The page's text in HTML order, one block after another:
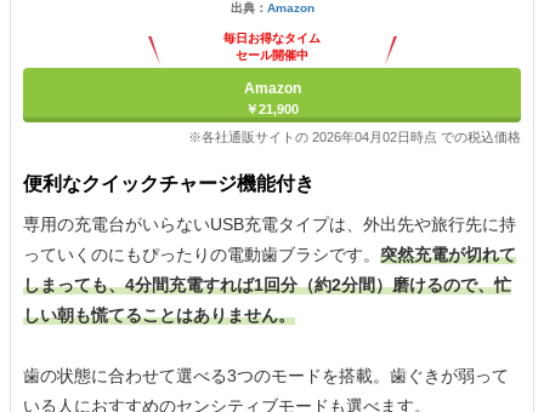
出典： Amazon
毎日お得なタイム
セール開催中
Amazon
￥21,900
※各社通販サイトの 2026年04月02日時点 での税込価格
便利なクイックチャージ機能付き
専用の充電台がいらないUSB充電タイプは、外出先や旅行先に持
っていくのにもぴったりの電動歯ブラシです。 突然充電が切れて
しまっても、4分間充電すれば1回分（約2分間）磨けるので、忙
しい朝も慌てることはありません。
歯の状態に合わせて選べる3つのモードを搭載。歯ぐきが弱って
いる人におすすめのセンシティブモードも選べます。